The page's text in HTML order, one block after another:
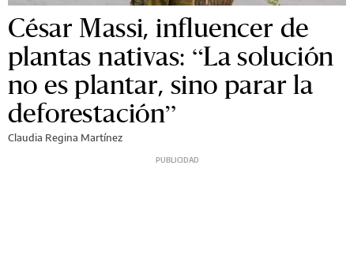
César Massi, influencer de
plantas nativas: “La solución
no es plantar, sino parar la
deforestación”
Claudia Regina Martínez